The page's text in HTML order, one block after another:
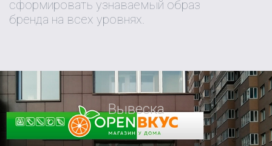
сформировать узнаваемый образ
бренда на всех уровнях.
Вывеска